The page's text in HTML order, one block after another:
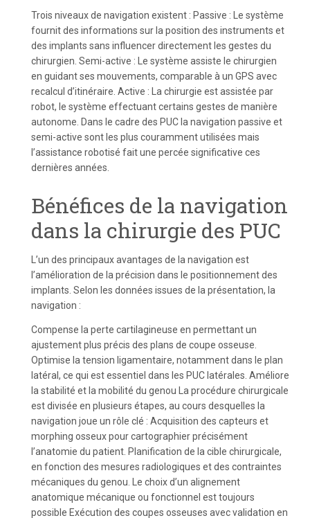
Trois niveaux de navigation existent : Passive : Le système
fournit des informations sur la position des instruments et
des implants sans influencer directement les gestes du
chirurgien. Semi-active : Le système assiste le chirurgien
en guidant ses mouvements, comparable à un GPS avec
recalcul d’itinéraire. Active : La chirurgie est assistée par
robot, le système effectuant certains gestes de manière
autonome. Dans le cadre des PUC la navigation passive et
semi-active sont les plus couramment utilisées mais
l’assistance robotisé fait une percée significative ces
dernières années.
Bénéfices de la navigation
dans la chirurgie des PUC
L’un des principaux avantages de la navigation est
l’amélioration de la précision dans le positionnement des
implants. Selon les données issues de la présentation, la
navigation :
Compense la perte cartilagineuse en permettant un
ajustement plus précis des plans de coupe osseuse.
Optimise la tension ligamentaire, notamment dans le plan
latéral, ce qui est essentiel dans les PUC latérales. Améliore
la stabilité et la mobilité du genou La procédure chirurgicale
est divisée en plusieurs étapes, au cours desquelles la
navigation joue un rôle clé : Acquisition des capteurs et
morphing osseux pour cartographier précisément
l’anatomie du patient. Planification de la cible chirurgicale,
en fonction des mesures radiologiques et des contraintes
mécaniques du genou. Le choix d’un alignement
anatomique mécanique ou fonctionnel est toujours
possible Exécution des coupes osseuses avec validation en